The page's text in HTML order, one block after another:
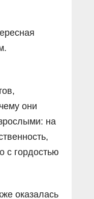
они
на
с гордостью
оказалась